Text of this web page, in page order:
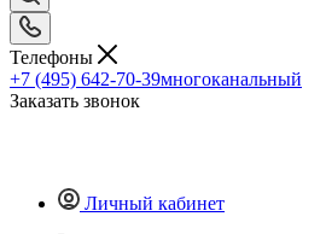
Телефоны
+7 (495) 642-70-39многоканальный
Заказать звонок
Личный кабинет